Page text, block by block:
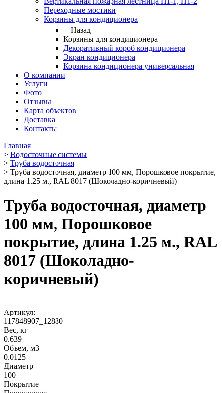
Переходные мостики
Корзины для кондиционера
Назад
Корзины для кондиционера
Декоративный короб кондиционера
Экран кондиционера
Корзина кондиционера универсальная
О компании
Услуги
Фото
Отзывы
Карта объектов
Доставка
Контакты
Главная
> Водосточные системы
> Труба водосточная
> Труба водосточная, диаметр 100 мм, Порошковое покрытие,
длина 1.25 м., RAL 8017 (Шоколадно-коричневый)
Труба водосточная, диаметр
100 мм, Порошковое
покрытие, длина 1.25 м., RAL
8017 (Шоколадно-
коричневый)
Артикул:
117848907_12880
Вес, кг
0.639
Объем, м3
0.0125
Диаметр
100
Покрытие